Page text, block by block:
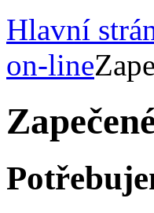
Hlavní
on-line